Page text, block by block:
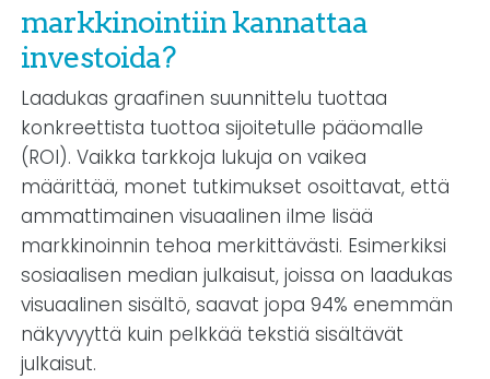
markkinointiin kannattaa
investoida?
Laadukas graafinen suunnittelu tuottaa
konkreettista tuottoa sijoitetulle pääomalle
(ROI). Vaikka tarkkoja lukuja on vaikea
määrittää, monet tutkimukset osoittavat, että
ammattimainen visuaalinen ilme lisää
markkinoinnin tehoa merkittävästi. Esimerkiksi
sosiaalisen median julkaisut, joissa on laadukas
visuaalinen sisältö, saavat jopa 94% enemmän
näkyvyyttä kuin pelkkää tekstiä sisältävät
julkaisut.